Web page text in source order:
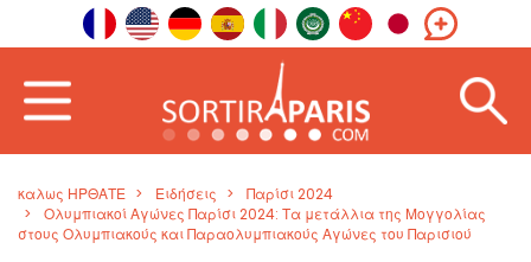
καλως ΗΡΘΑΤΕ Ειδήσεις
Παρίσι 2024
Ολυμπιακοί Αγώνες Παρίσι 2024: Τα μετάλλια της Μογγολίας
στους Ολυμπιακούς και Παραολυμπιακούς Αγώνες του Παρισιού